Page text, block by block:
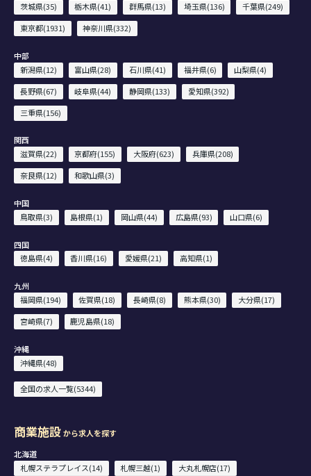
茨城県(35)
栃木県(41) 群馬県(13) 埼玉県(136)
千葉県(249)
東京都(1931)
神奈川県(332)
中部
新潟県(12)
富山県(28) 石川県(41) 福井県(6)
山梨県(4)
長野県(67)
岐阜県(44) 静岡県(133)
愛知県(392)
三重県(156)
関西
滋賀県(22)
京都府(155) 大阪府(623)
兵庫県(208)
奈良県(12)
和歌山県(3)
中国
鳥取県(3)
島根県(1) 岡山県(44) 広島県(93) 山口県(6)
四国
徳島県(4)
香川県(16) 愛媛県(21) 高知県(1)
九州
福岡県(194)
佐賀県(18) 長崎県(8) 熊本県(30)
大分県(17)
宮崎県(7)
鹿児島県(18)
沖縄
沖縄県(48)
全国の求人一覧(5344)
商業施設から求人を探す
北海道
札幌ステラプレイス(14)
札幌三越(1)
大丸札幌店(17)